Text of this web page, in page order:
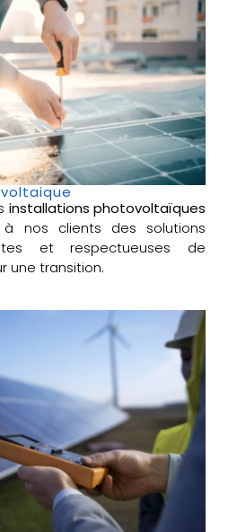
installations photovoltaïques
nos clients des solutions
et respectueuses de
une transition.